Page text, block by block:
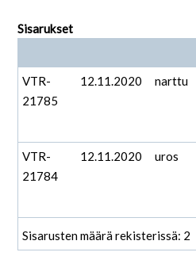
Sisarukset
VTR-
21785
12.11.2020 narttu
VTR-
21784
12.11.2020 uros
Sisarusten määrä rekisterissä: 2